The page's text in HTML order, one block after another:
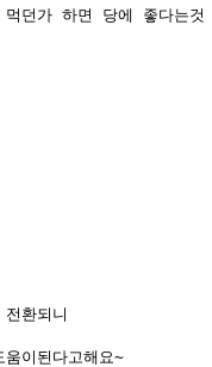
던가 하면 당에 좋다는것
환되니
이된다고해요~